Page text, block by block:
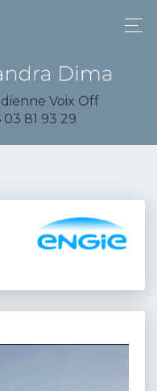
Voix Off
03 81 93 29